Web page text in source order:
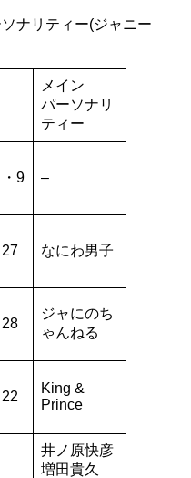
ナリティー(ジャニー
メイン
パーソナリ
ティー
9
–
なにわ男子
ジャにのち
ゃんねる
King &
Prince
井ノ原快彦
増田貴久